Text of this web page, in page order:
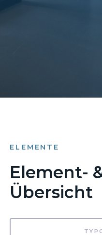
ELEMENTE
Element-
Übersicht